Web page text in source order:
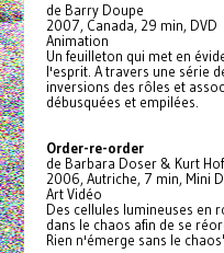
de Barry Doupe
2007, Canada, 29 min, DVD
Animation
Un feuilleton qui met en
l'esprit. A travers une série
inversions des rôles et
débusquées et empilées.
Order-re-order
de Barbara Doser & Kurt
2006, Autriche, 7 min, Mini
Art Vidéo
Des cellules lumineuses en
dans le chaos afin de se
Rien n'émerge sans le